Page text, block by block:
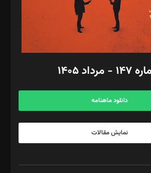
امیر شفیعی، مانی لطفی زاده
سید‌سبحان‌علی ثابت
برید‌
محمد‌ کاظمی‌نیا
مرداد ۱۴۰۵
دانلود ماهنامه
نمایش مقالات